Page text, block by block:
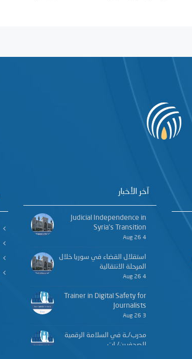
آخر الأخبار
Judicial Independence in
Syria’s Transition
4 Aug 26
استقلال القضاء في سوريا خلال
المرحلة الانتقالية
4 Aug 26
Trainer in Digital Safety for
Journalists
3 Aug 26
مدرب/ـة في السلامة الرقمية
للصحفيين/ـات